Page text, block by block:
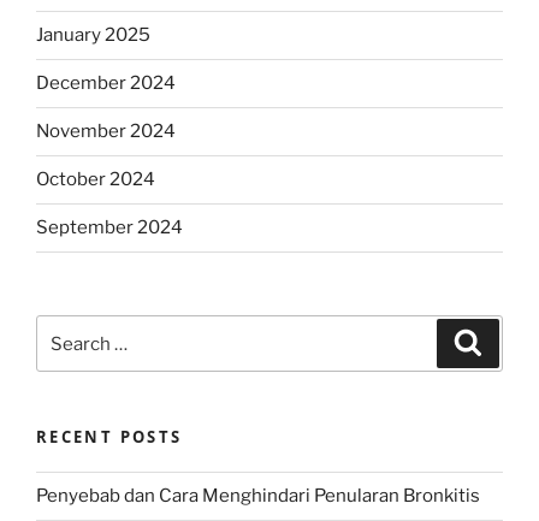
January 2025
December 2024
November 2024
October 2024
September 2024
for:
RECENT POSTS
Penyebab dan Cara Menghindari Penularan Bronkitis